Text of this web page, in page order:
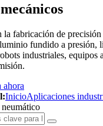
la fabricación de
fundido a presión,
industriales, equipos
ahora
InicioAplicaciones